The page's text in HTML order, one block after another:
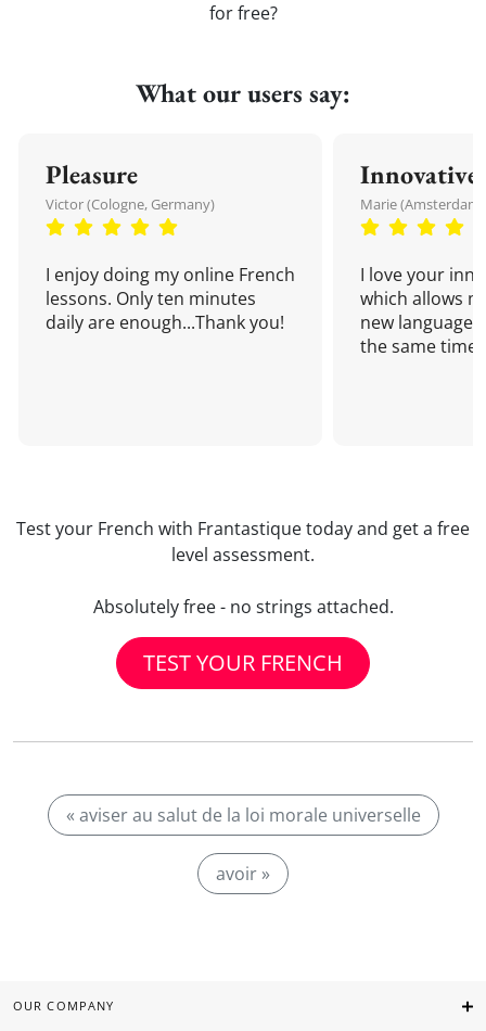
for free?
What our users say:
Pleasure
Victor (Cologne, Germany)
I enjoy doing my online French
lessons. Only ten minutes
daily are enough...Thank you!
Innovative
Marie
I love your
which allows
new language
the same time!
Test your French with Frantastique today and get a free
level assessment.
Absolutely free - no strings attached.
TEST YOUR FRENCH
« aviser au salut de la loi morale universelle
avoir »
OUR COMPANY